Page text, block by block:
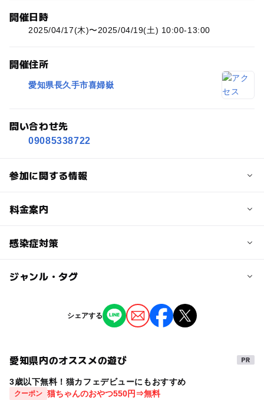
開催日時
2025/04/17(木)〜2025/04/19(土) 10:00-13:00
開催住所
愛知県長久手市喜婦嶽
問い合わせ先
09085338722
参加に関する情報
定員
0歳･1歳･2歳の赤ちゃん(乳児･幼児)
予約必要
注意・制限事項
料金案内
子供の料金
◆参加費：3000円(お写真4枚高画質ファイル納品、衣装１
着代込み、税込)、4000円（お写真8枚高画質ファイル納
品、衣装１着代込み、税込） 兄弟でご参加の場合追加料
大人の料金
無料
感染症対策
当イベントでは感染対策を行っています。
対策について」を必ずご確認ください。
付き添い人数の制限(極力出入りの制限したいので申し訳
て不安でどうしても‼︎という方のみでお願いします)マスク
ゃる方は必ず事前にご連絡をお願いいたします。
ジャンル・タグ
季節のイベント
タグ
赤ちゃん おでかけ 子連れOK 可愛い
シェアする
愛知県内のオススメの遊び
3歳以下無料！猫カフェデビューにもおすすめ
クーポン 猫ちゃんのおやつ550円⇒無料